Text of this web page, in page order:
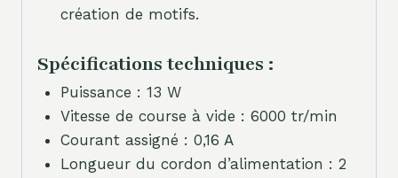
création de motifs.
Spécifications techniques :
Puissance : 13 W
Vitesse de course à vide : 6000 tr/min
Courant assigné : 0,16 A
Longueur du cordon d’alimentation : 2